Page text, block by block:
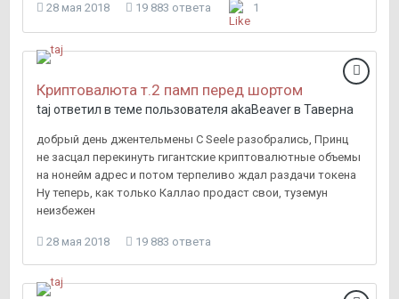
28 мая 2018 19 883 ответа 1
Криптовалюта т.2 памп перед шортом
taj ответил в теме пользователя akaBeaverв Таверна
добрый день джентельмены С Seele разобрались, Принц
не засцал перекинуть гигантские криптовалютные объемы
на нонейм адрес и потом терпеливо ждал раздачи токена
Ну теперь, как только Каллао продаст свои, туземун
неизбежен
28 мая 2018 19 883 ответа